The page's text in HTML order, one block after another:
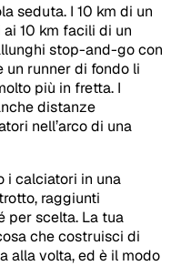
seduta. I 10 km di un
10 km facili di un
stop-and-go con
un runner di fondo li
più in fretta. I
distanze
nell’arco di una
i calciatori in una
raggiunti
per scelta. La tua
che costruisci di
alla volta, ed è il modo